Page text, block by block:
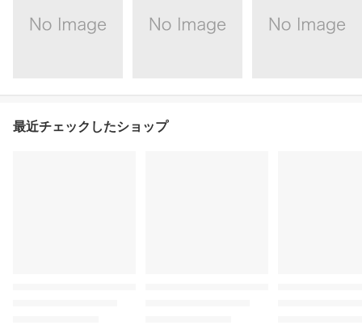
最近チェックしたショップ